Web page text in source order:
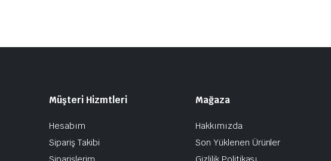
Müşteri Hizmtleri
Hesabım
Sipariş Takibi
Mağaza
Hakkımızda
Son Yüklenen Ürünler